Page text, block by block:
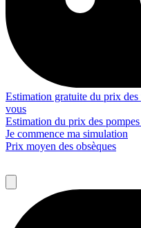
Estimation gratuite du prix
vous
Estimation du prix des
Je commence ma simulation
Prix moyen des obsèques